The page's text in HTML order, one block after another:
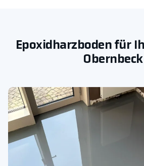
Epoxidharzboden für
Obernbeck